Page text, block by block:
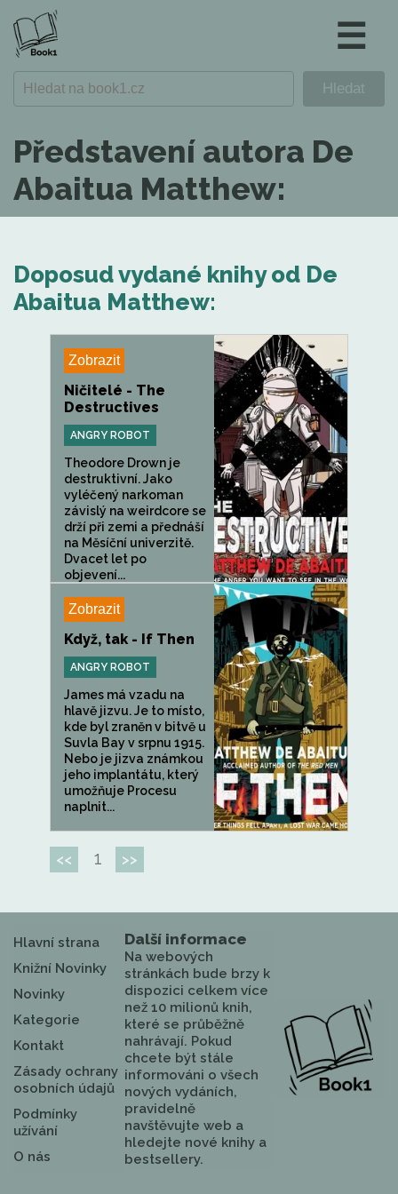
☰
Představení autora De
Abaitua Matthew:
Doposud vydané knihy od De
Abaitua Matthew:
Zobrazit
Ničitelé - The
Destructives
ANGRY ROBOT
Theodore Drown je
destruktivní. Jako
vyléčený narkoman
závislý na weirdcore se
drží při zemi a přednáší
na Měsíční univerzitě.
Dvacet let po
objevení...
Zobrazit
Když, tak - If Then
ANGRY ROBOT
James má vzadu na
hlavě jizvu. Je to místo,
kde byl zraněn v bitvě u
Suvla Bay v srpnu 1915.
Nebo je jizva známkou
jeho implantátu, který
umožňuje Procesu
naplnit...
<< 1 >>
Hlavní strana
Knižní Novinky
Novinky
Kategorie
Kontakt
Zásady ochrany
osobních údajů
Podmínky
užívání
O nás
Další informace
Na webových
stránkách bude brzy k
dispozici celkem více
než 10 milionů knih,
které se průběžně
nahrávají. Pokud
chcete být stále
informováni o všech
nových vydáních,
pravidelně
navštěvujte web a
hledejte nové knihy a
bestsellery.